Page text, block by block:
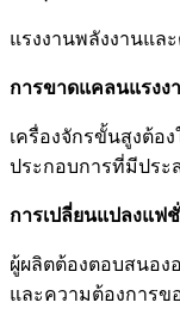
แรงงานพลังงานแล
การขาดแคลนแรงง
เครื่องจักรขั้นสูงต้อ
ประกอบการที่มีปร
การเปลี่ยนแปลงแฟ
ผู้ผลิตต้องตอบสนอง
และความต้องการข